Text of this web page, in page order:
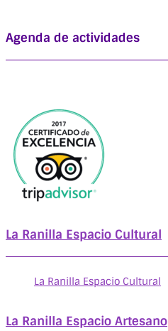
Agenda de actividades
La Ranilla Espacio Cultural
La Ranilla Espacio Cultural
La Ranilla Espacio Artesano